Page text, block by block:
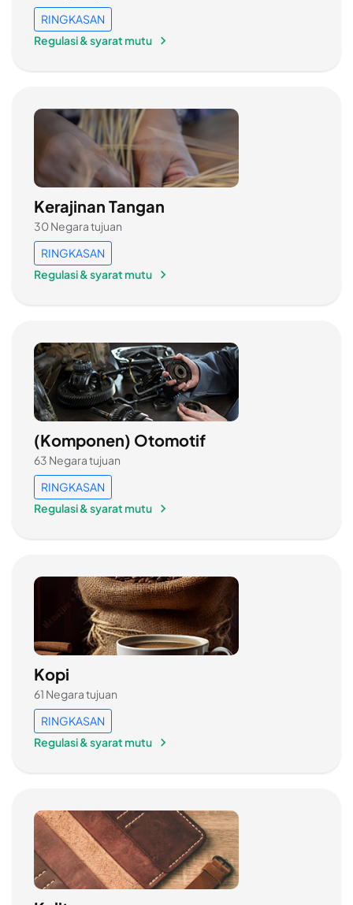
RINGKASAN
Regulasi & syarat mutu
Kerajinan Tangan
30 Negara tujuan
RINGKASAN
Regulasi & syarat mutu
(Komponen) Otomotif
63 Negara tujuan
RINGKASAN
Regulasi & syarat mutu
Kopi
61 Negara tujuan
RINGKASAN
Regulasi & syarat mutu